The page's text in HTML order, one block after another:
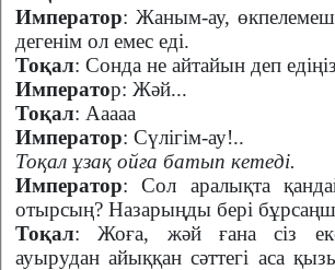
Император: Жаным-ау,
дегенім ол емес еді.
Тоқал: Сонда не айтайын деп
Император: Жәй...
Тоқал: Ааааа
Император: Сүлігім-ау!..
Тоқал ұзақ ойға батып кетеді.
Император: Сол аралықта
отырсың? Назарыңды бері
Тоқал: Жоға, жәй ғана сіз
ауырудан айыққан сәттегі аса